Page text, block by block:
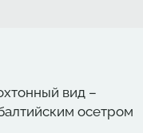
вид –
осетром